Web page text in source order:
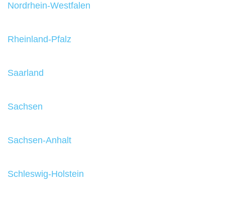
Nordrhein-Westfalen
Rheinland-Pfalz
Saarland
Sachsen
Sachsen-Anhalt
Schleswig-Holstein